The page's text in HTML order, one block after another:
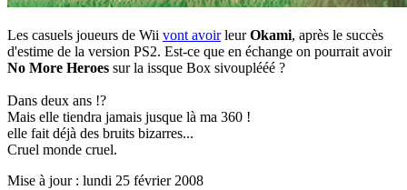
Les casuels joueurs de Wii vont avoirleurOkami, après le succès
d'estime de la version PS2. Est-ce que en échange on pourrait avoir
No More Heroes sur la issque Box sivouplééé ?
Dans deux ans !?
Mais elle tiendra jamais jusque là ma 360 !
elle fait déjà des bruits bizarres...
Cruel monde cruel.
Mise à jour : lundi 25 février 2008